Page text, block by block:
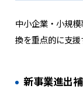
中小企業・小規
換を重点的に支
新事業進出